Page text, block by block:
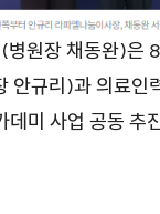
병원장 채동완)은
안규리)과 의료인
데미 사업 공동 추